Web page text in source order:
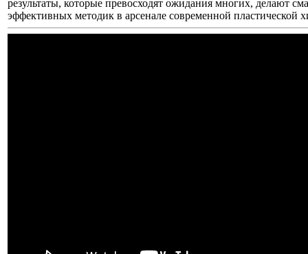
результаты, которые превосходят ожидания многих, делают
эффективных методик в арсенале современной пластической